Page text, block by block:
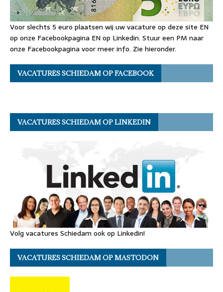
Voor slechts 5 euro plaatsen wij uw vacature op deze site EN
op onze Facebookpagina EN op Linkedin. Stuur een PM naar
onze Facebookpagina voor meer info. Zie hieronder.
VACATURES SCHIEDAM OP FACEBOOK
VACATURES SCHIEDAM OP LINKEDIN
Volg vacatures Schiedam ook op Linkedin!
VACATURES SCHIEDAM OP MASTODON